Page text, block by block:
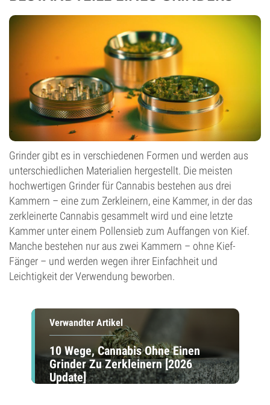
Grinder gibt es in verschiedenen Formen und werden aus
unterschiedlichen Materialien hergestellt. Die meisten
hochwertigen Grinder für Cannabis bestehen aus drei
Kammern – eine zum Zerkleinern, eine Kammer, in der das
zerkleinerte Cannabis gesammelt wird und eine letzte
Kammer unter einem Pollensieb zum Auffangen von Kief.
Manche bestehen nur aus zwei Kammern – ohne Kief-
Fänger – und werden wegen ihrer Einfachheit und
Leichtigkeit der Verwendung beworben.
Verwandter Artikel
10 Wege, Cannabis Ohne Einen
Grinder Zu Zerkleinern [2026
Update]